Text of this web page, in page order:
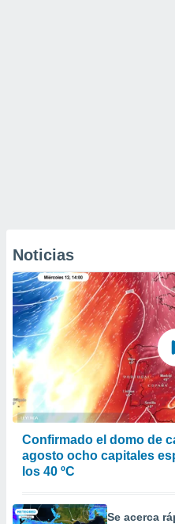
Noticias
Confirmado el domo de
agosto ocho capitales
los 40 ºC
Se acerca